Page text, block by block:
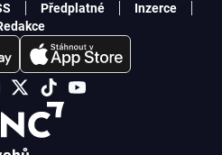
Předplatné
Inzerce